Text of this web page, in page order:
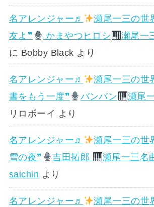
名アレンジャー♬ 瀬尾一三の世
友よ❞
かまやつヒロシ 瀬尾一
に Bobby Black より
名アレンジャー♬ 瀬尾一三の世
書をもう一度❞
バンバン 瀬尾
リロボーイ より
名アレンジャー♬ 瀬尾一三の世
雪の夜❞
吉田拓郎 瀬尾一三名
saichin より
名アレンジャー♬ 瀬尾一三の世